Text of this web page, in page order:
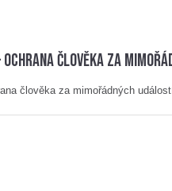
člověka za
člověka za mimořádných